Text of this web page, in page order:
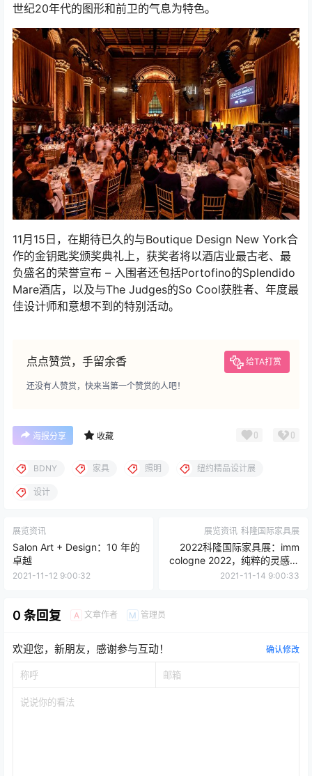
世纪20年代的图形和前卫的气息为特色。
11月15日，在期待已久的与Boutique Design New York合
作的金钥匙奖颁奖典礼上，获奖者将以酒店业最古老、最
负盛名的荣誉宣布 – 入围者还包括Portofino的Splendido
Mare酒店，以及与The Judges的So Cool获胜者、年度最
佳设计师和意想不到的特别活动。
点点赞赏，手留余香 给TA打赏
还没有人赞赏，快来当第一个赞赏的人吧！
海报分享 收藏 0 0
BDNY 家具 照明 纽约精品设计展
设计
展览资讯
Salon Art + Design：10 年的
卓越
2021-11-12 9:00:32
展览资讯 科隆国际家具展
2022科隆国际家具展：imm
cologne 2022，纯粹的灵感、
创新和室内设计
2021-11-14 9:00:33
0 条回复 A 文章作者 M 管理员
欢迎您，新朋友，感谢参与互动！ 确认修改